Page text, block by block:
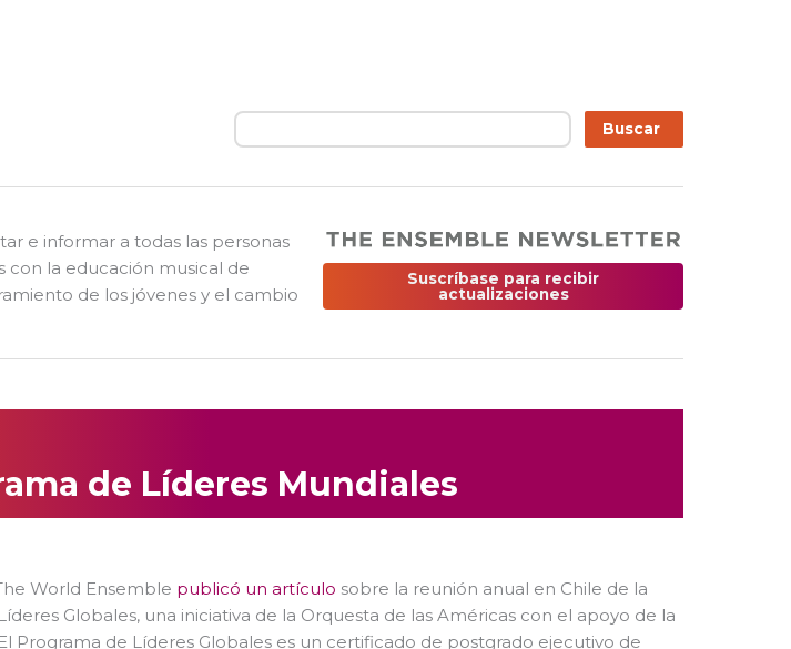
Buscar Buscar
e informar a todas las personas
la educación musical de
de los jóvenes y el cambio
Suscríbase para recibir
actualizaciones
de Líderes Mundiales
World Ensemble publicó un artículo sobre la reunión anual en Chile de la
Globales, una iniciativa de la Orquesta de las Américas con el apoyo de la
Programa de Líderes Globales es un certificado de postgrado ejecutivo de